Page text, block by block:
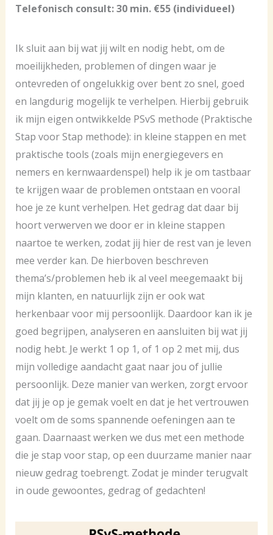
Telefonisch consult: 30 min. €55 (individueel)
Ik sluit aan bij wat jij wilt en nodig hebt, om de
moeilijkheden, problemen of dingen waar je
ontevreden of ongelukkig over bent zo snel, goed
en langdurig mogelijk te verhelpen. Hierbij gebruik
ik mijn eigen ontwikkelde PSvS methode (Praktische
Stap voor Stap methode): in kleine stappen en met
praktische tools (zoals mijn energiegevers en
nemers en kernwaardenspel) help ik je om tastbaar
te krijgen waar de problemen ontstaan en vooral
hoe je ze kunt verhelpen. Het gedrag dat daar bij
hoort verwerven we door er in kleine stappen
naartoe te werken, zodat jij hier de rest van je leven
mee verder kan. De hierboven beschreven
thema’s/problemen heb ik al veel meegemaakt bij
mijn klanten, en natuurlijk zijn er ook wat
herkenbaar voor mij persoonlijk. Daardoor kan ik je
goed begrijpen, analyseren en aansluiten bij wat jij
nodig hebt. Je werkt 1 op 1, of 1 op 2 met mij, dus
mijn volledige aandacht gaat naar jou of jullie
persoonlijk. Deze manier van werken, zorgt ervoor
dat jij je op je gemak voelt en dat je het vertrouwen
voelt om de soms spannende oefeningen aan te
gaan. Daarnaast werken we dus met een methode
die je stap voor stap, op een duurzame manier naar
nieuw gedrag toebrengt. Zodat je minder terugvalt
in oude gewoontes, gedrag of gedachten!